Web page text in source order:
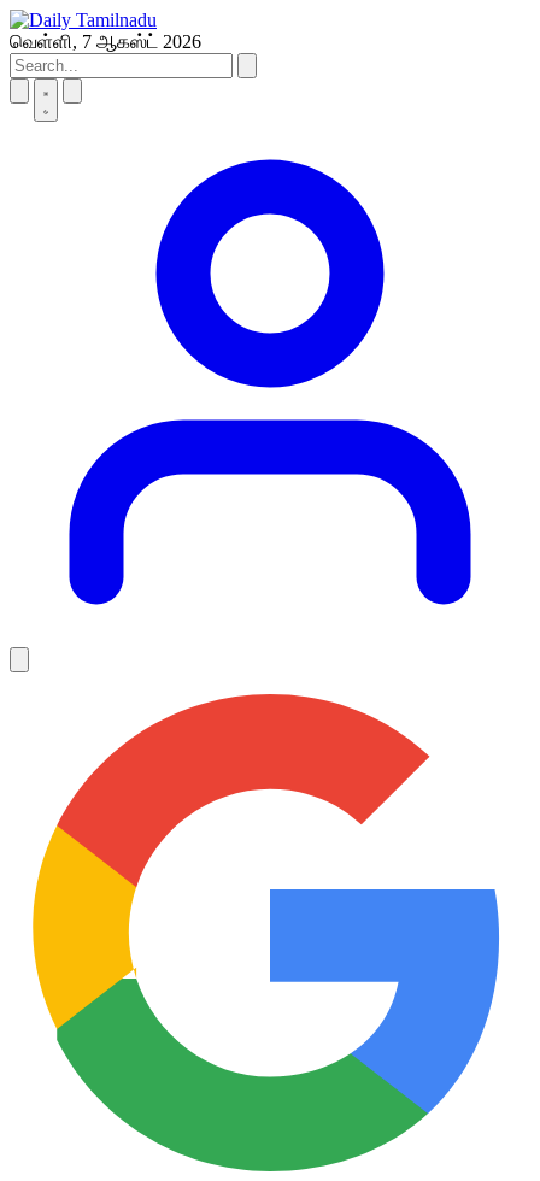
Skip
to
content
வெள்ளி, 7 ஆகஸ்ட் 2026